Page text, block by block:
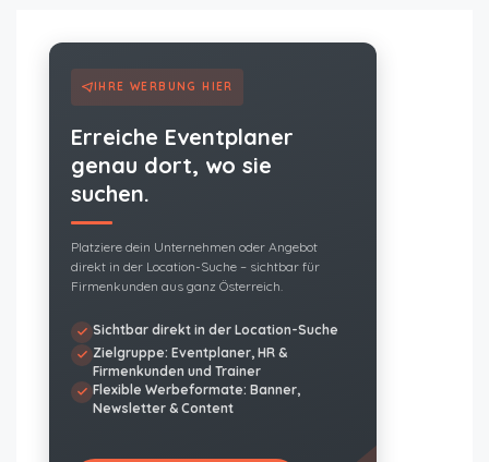
IHRE WERBUNG HIER
Erreiche Eventplaner
genau dort, wo sie
suchen.
Platziere dein Unternehmen oder Angebot
direkt in der Location-Suche – sichtbar für
Firmenkunden aus ganz Österreich.
Sichtbar direkt in der Location-Suche
Zielgruppe: Eventplaner, HR &
Firmenkunden und Trainer
Flexible Werbeformate: Banner,
Newsletter & Content